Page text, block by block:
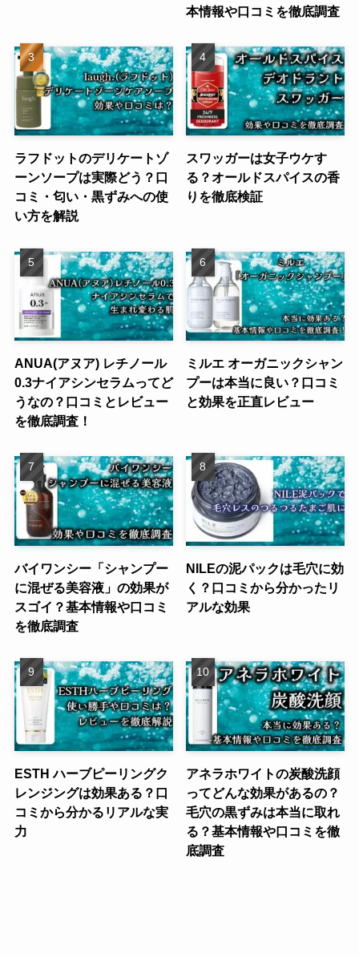
本情報や口コミを徹底調査
ラフドットのデリケートゾ
ーンソープは実際どう？口
コミ・匂い・黒ずみへの使
い方を解説
スワッガーは女子ウケす
る？オールドスパイスの香
りを徹底検証
ANUA(アヌア) レチノール
0.3ナイアシンセラムってど
うなの？口コミとレビュー
を徹底調査！
ミルエ オーガニックシャン
プーは本当に良い？口コミ
と効果を正直レビュー
バイワンシー「シャンプー
に混ぜる美容液」の効果が
スゴイ？基本情報や口コミ
を徹底調査
NILEの泥パックは毛穴に効
く？口コミから分かったリ
アルな効果
ESTH ハーブピーリングク
レンジングは効果ある？口
コミから分かるリアルな実
力
アネラホワイトの炭酸洗顔
ってどんな効果があるの？
毛穴の黒ずみは本当に取れ
る？基本情報や口コミを徹
底調査